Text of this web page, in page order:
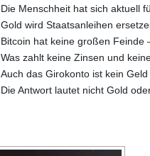
Die Menschheit hat sich aktuell
Gold wird Staatsanleihen
Bitcoin hat keine großen
Was zahlt keine Zinsen und
Auch das Girokonto ist kein Geld
Die Antwort lautet nicht Gold